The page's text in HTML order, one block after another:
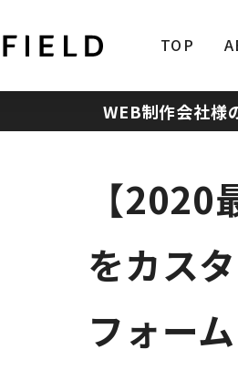
TOP
WEB制作会社様
【
をカス
フォー